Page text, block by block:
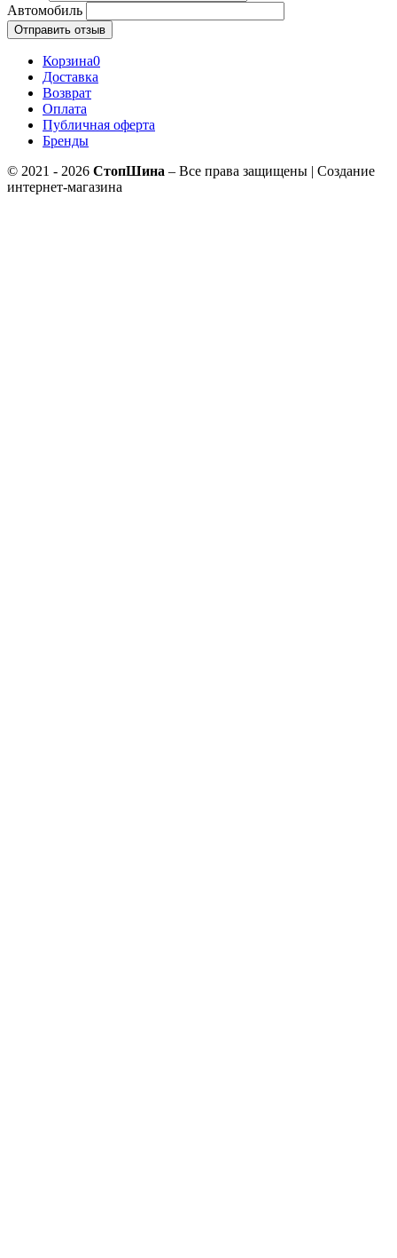
Автомобиль
Отправить отзыв
Корзина0
Доставка
Возврат
Оплата
Публичная оферта
Бренды
© 2021 - 2026 СтопШина – Все права защищены | Создание
интернет-магазина